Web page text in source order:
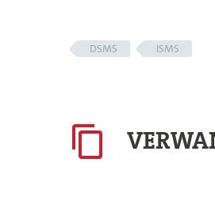
DSMS ISMS